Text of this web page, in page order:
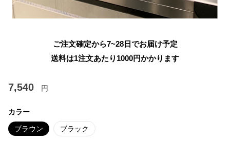
ご注文確定から7~28日でお届け予定
送料は1注文あたり 1000円かかります
7,540 円
カラー
ブラウン ブラック